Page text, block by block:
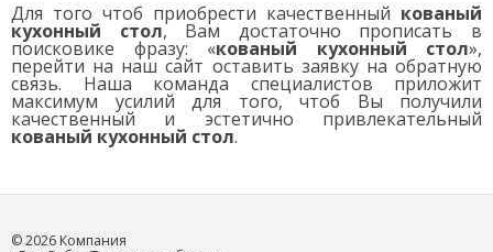
Для того чтоб приобрести качественный кованый
кухонный стол, Вам достаточно прописать в
поисковике фразу: «кованый кухонный стол»,
перейти на наш сайт оставить заявку на обратную
связь. Наша команда специалистов приложит
максимум усилий для того, чтоб Вы получили
качественный и эстетично привлекательный
кованый кухонный стол.
© 2026 Компания